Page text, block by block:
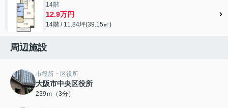
14階
12.9万円
14階 / 11.84坪(39.15㎡)
周辺施設
市役所・区役所
大阪市中央区役所
239ｍ（3分）